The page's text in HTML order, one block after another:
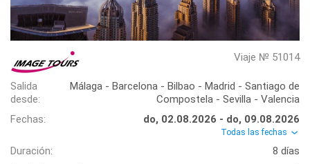
Viaje № 51014
Salida
desde:
Málaga - Barcelona - Bilbao - Madrid - Santiago de
Compostela - Sevilla - Valencia
Fechas:
do, 02.08.2026 - do, 09.08.2026
Todas las fechas
Duración:
8 días